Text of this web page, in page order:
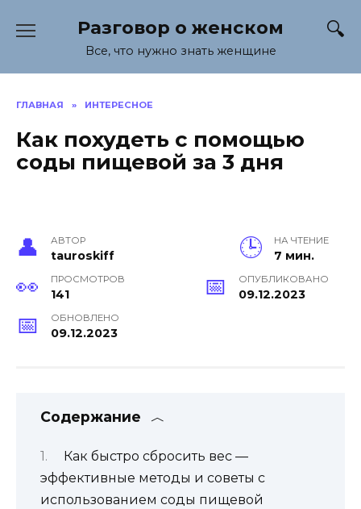
содержанию
Разговор о женском
Все, что нужно знать женщине
ГЛАВНАЯ » ИНТЕРЕСНОЕ
Как похудеть с помощью
соды пищевой за 3 дня
АВТОР
tauroskiff
НА ЧТЕНИЕ
7 мин.
ПРОСМОТРОВ
141
ОПУБЛИКОВАНО
09.12.2023
ОБНОВЛЕНО
09.12.2023
Содержание
Как быстро сбросить вес —
эффективные методы и советы с
использованием соды пищевой